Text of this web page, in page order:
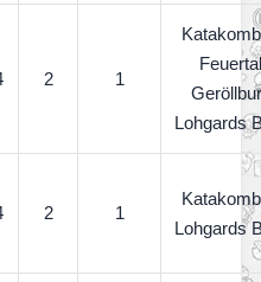
2 1
Feuertal
Lohgards
2 1
Lohgards